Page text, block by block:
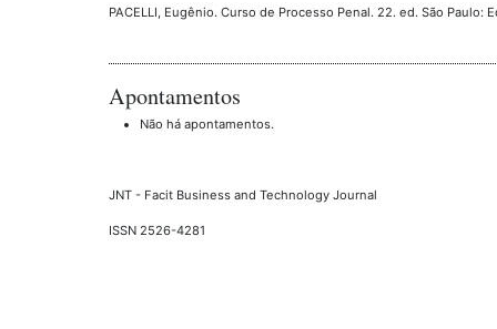
PACELLI, Eugênio. Curso de Processo Penal. 22. ed. São Paulo:
Apontamentos
Não há apontamentos.
JNT - Facit Business and Technology Journal
ISSN 2526-4281